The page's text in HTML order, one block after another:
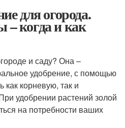
для огорода.
– когда и как
и саду? Она –
удобрение, с помощью
как корневую, так и
удобрении растений золой
на потребности ваших